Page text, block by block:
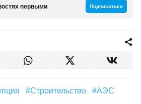
первыми Подписаться
#строительство #АЭС